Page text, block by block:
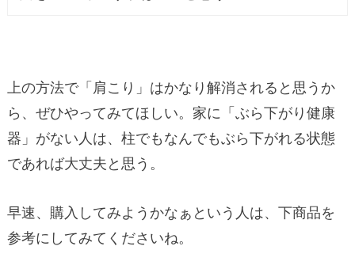
上の方法で「肩こり」はかなり解消されると思うか
ら、ぜひやってみてほしい。家に「ぶら下がり健康
器」がない人は、柱でもなんでもぶら下がれる状態
であれば大丈夫と思う。
早速、購入してみようかなぁという人は、下商品を
参考にしてみてくださいね。